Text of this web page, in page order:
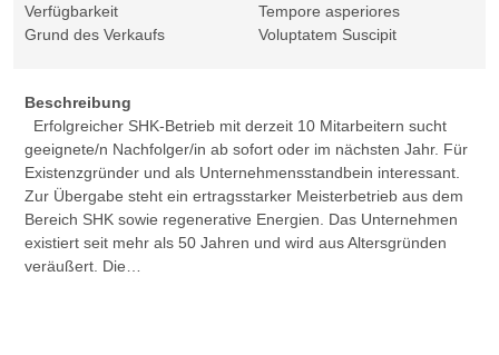
Verfügbarkeit
Tempore asperiores
Grund des Verkaufs
Voluptatem Suscipit
Beschreibung
Erfolgreicher SHK-Betrieb mit derzeit 10 Mitarbeitern sucht
geeignete/n Nachfolger/in ab sofort oder im nächsten Jahr. Für
Existenzgründer und als Unternehmensstandbein interessant.
Zur Übergabe steht ein ertragsstarker Meisterbetrieb aus dem
Bereich SHK sowie regenerative Energien. Das Unternehmen
existiert seit mehr als 50 Jahren und wird aus Altersgründen
veräußert. Die…